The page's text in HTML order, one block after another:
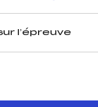
l’épreuve